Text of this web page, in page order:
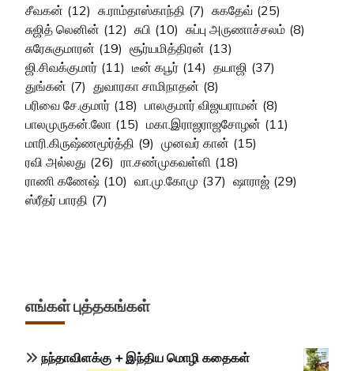
சீவகன் (12) சு.ராம்தாஸ்காந்தி (7) சுகதேவ் (25)
சுஜித் லெனின் (12) சுபி (10) சுப்பு அருணாச்சலம் (8)
சுரேசுகுமாரன் (19) சூர்யமித்திரன் (13)
ஜி.சிவக்குமார் (11) டீன் கபூர் (14) தயாஜி (37)
துங்கன் (7) துவாரகா சாமிநாதன் (8)
பரிவை சே.குமார் (18) பாலகுமார் விஜயராமன் (8)
பாலமுருகன்.லோ (15) மகா.இராஜராஜசோழன் (11)
மாரி.கிருஷ்ணமூர்த்தி (9) முனவர் கான் (15)
ரவி அல்லது (26) ரா.சண்முகவள்ளி (18)
ராணி கணேஷ் (10) வா.மு.கோமு (37) ஷாராஜ் (29)
ஸ்ரீதர் பாரதி (7)
எங்கள் புத்தகங்கள்
நந்தாவிளக்கு + இந்திய மொழி கதைகள்